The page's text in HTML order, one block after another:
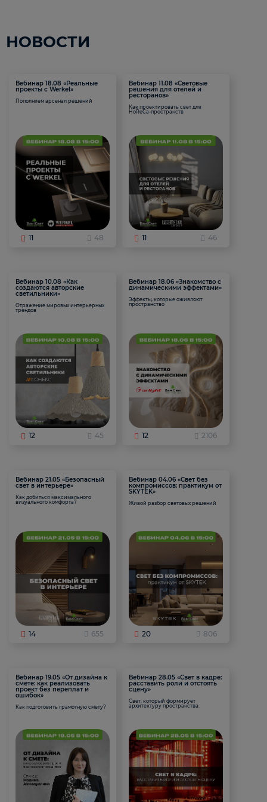
НОВОСТИ
Вебинар 18.08 «Реальные
проекты с Werkel»
Пополняем арсенал решений
11 48
Вебинар 11.08 «Световые
решения для отелей и
ресторанов»
Как проектировать свет для
HoReCa-пространств
11 46
Вебинар 10.08 «Как
создаются авторские
светильники»
Отражение мировых интерьерных
трендов
12 45
Вебинар 18.06 «Знакомство с
динамическими эффектами»
Эффекты, которые оживляют
пространство
12 2106
Вебинар 21.05 «Безопасный
свет в интерьере»
Как добиться максимального
визуального комфорта?
14 655
Вебинар 04.06 «Свет без
компромиссов: практикум от
SKYTEK»
Живой разбор световых решений
20 806
Вебинар 19.05 «От дизайна к
смете: как реализовать
проект без переплат и
ошибок»
Как подготовить грамотную смету?
Вебинар 28.05 «Свет в кадре:
расставить роли и отстоять
сцену»
Свет, который формирует
архитектуру пространства.